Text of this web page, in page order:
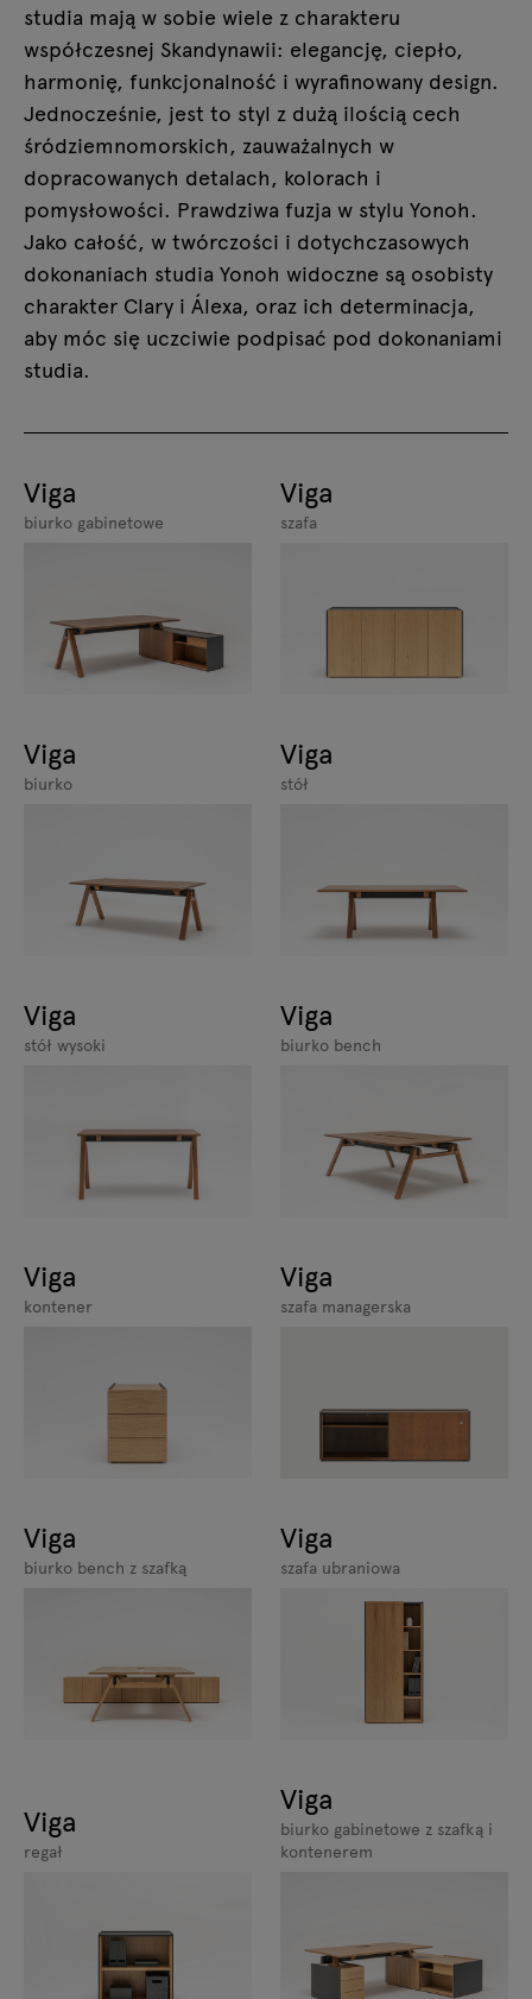
studia mają w sobie wiele z charakteru
współczesnej Skandynawii: elegancję, ciepło,
harmonię, funkcjonalność i wyrafinowany design.
Jednocześnie, jest to styl z dużą ilością cech
śródziemnomorskich, zauważalnych w
dopracowanych detalach, kolorach i
pomysłowości. Prawdziwa fuzja w stylu Yonoh.
Jako całość, w twórczości i dotychczasowych
dokonaniach studia Yonoh widoczne są osobisty
charakter Clary i Álexa, oraz ich determinacja,
aby móc się uczciwie podpisać pod dokonaniami
studia.
Viga
biurko gabinetowe
Viga
szafa
Viga
biurko
Viga
stół
Viga
stół wysoki
Viga
biurko bench
Viga
kontener
Viga
szafa managerska
Viga
biurko bench z szafką
Viga
szafa ubraniowa
Viga
regał
Viga
biurko gabinetowe z szafką i
kontenerem